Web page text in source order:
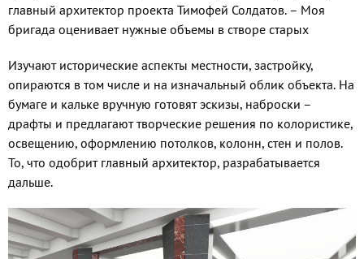
главный архитектор проекта Тимофей Солдатов. – Моя
бригада оценивает нужные объемы в створе старых
Изучают исторические аспекты местности, застройку,
опираются в том числе и на изначальный облик объекта. На
бумаге и кальке вручную готовят эскизы, наброски –
драфты и предлагают творческие решения по колористике,
освещению, оформлению потолков, колонн, стен и полов.
То, что одобрит главный архитектор, разрабатывается
дальше.